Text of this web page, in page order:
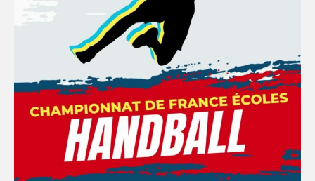
GUIDES & LIVRETS
FORMULAIRES EN LIGNE
TUTOS VIDEOS
COMMISSIONS
AS SANS ENSEIGNANT REFERENT
COMMUNICATION